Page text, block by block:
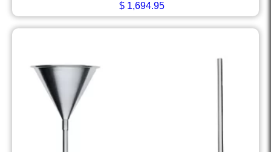
$1,694.95